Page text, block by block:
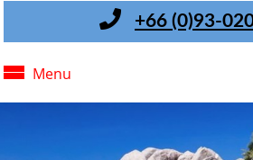
+66 (0)93-
Menu